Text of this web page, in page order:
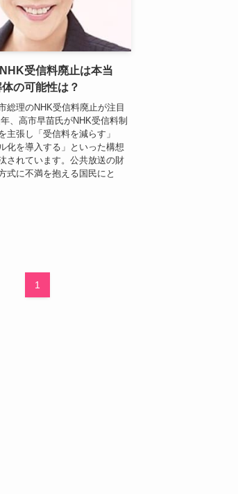
受信料廃止は本当
の可能性は？
総理のNHK受信料廃止が注目
、高市早苗氏がNHK受信料制
主張し「受信料を減らす」
化を導入する」といった構想
されています。公共放送の財
式に不満を抱える国民にと
1